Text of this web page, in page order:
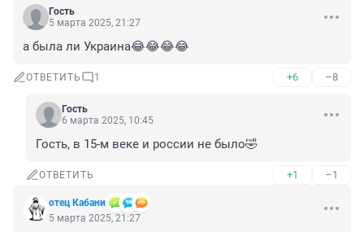
Гость
5 марта 2025, 21:27
а была ли Украина😂😂😂😂
ОТВЕТИТЬ 1 +6 –8
Гость
6 марта 2025, 10:45
Гость, в 15-м веке и россии не было🤣
ОТВЕТИТЬ +1 –1
отец Кабани
5 марта 2025, 21:27